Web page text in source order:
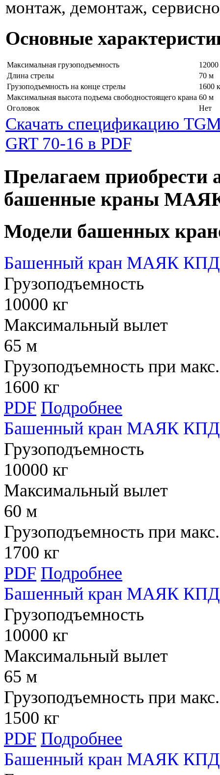
монтаж, демонтаж,
Основные
Максимальная грузоподъемность
12000
Длина стрелы
70 м
Грузоподъемность на конце стрелы
1600
Максимальная высота подъема свободностоящего крана 60 м
Оголовок
Нет
Скачать спецификацию
GRT 70-16 в PDF
Прелагаем приобрести
башенные краны
Модели башенных
Башенный кран МАЯК КПД
Грузоподъемность
10000 кг
Максимальный вылет
65 м
Грузоподъемность при
1600 кг
PDF Подробнее
Башенный кран МАЯК КПД
Грузоподъемность
10000 кг
Максимальный вылет
60 м
Грузоподъемность при
1700 кг
PDF Подробнее
Башенный кран МАЯК КПД
Грузоподъемность
10000 кг
Максимальный вылет
65 м
Грузоподъемность при
1500 кг
PDF Подробнее
Башенный кран МАЯК КПД